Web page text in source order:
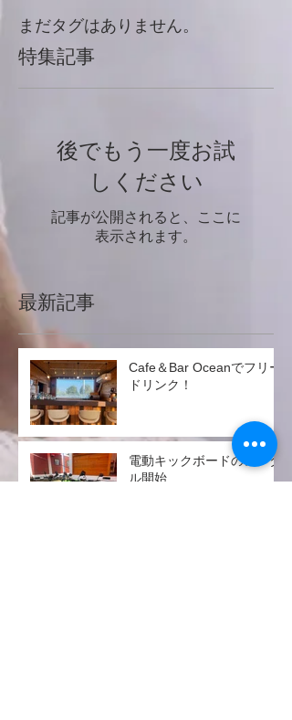
まだタグはありません。
特集記事
後でもう一度お試
しください
記事が公開されると、ここに
表示されます。
最新記事
Cafe＆Bar Oceanでフリー
ドリンク！
電動キックボードのレンタ
ル開始